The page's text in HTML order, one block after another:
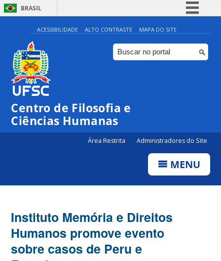
BRASIL
Simplifique!
Comunica BR
Participe
ACESSIBILIDADE ALTO CONTRASTE MAPA DO SITE
Centro de Filosofia e
Ciências Humanas
Área Restrita Administradores do Site
MENU
Instituto Memória e Direitos
Humanos promove evento
sobre casos de Peru e